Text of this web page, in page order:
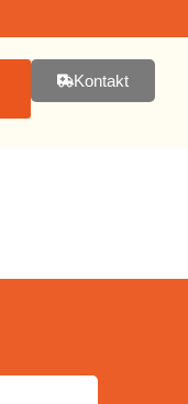
Kontakt